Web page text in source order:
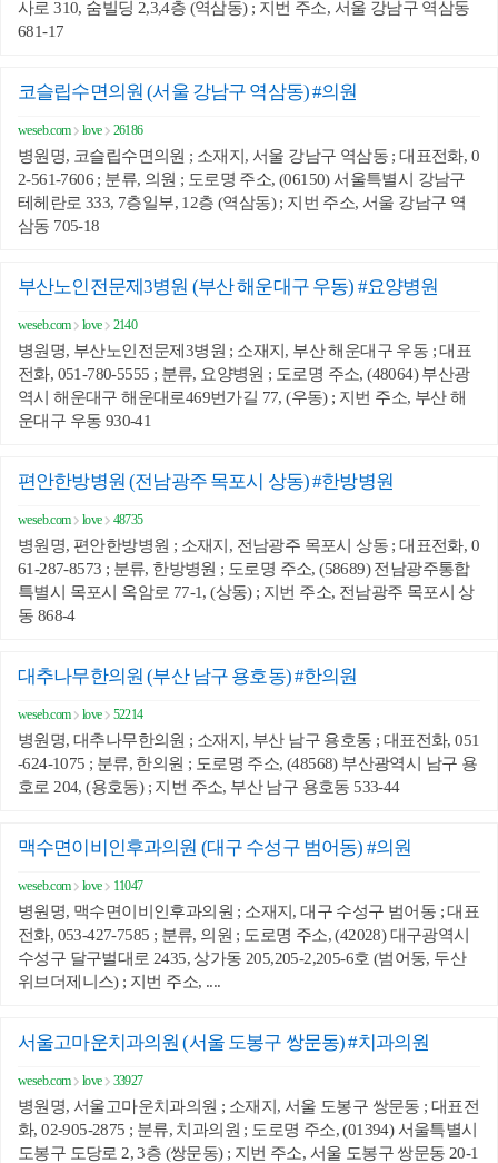
사로 310, 숨빌딩 2,3,4층 (역삼동) ; 지번 주소, 서울 강남구 역삼동
681-17
코슬립수면의원 (서울 강남구 역삼동) #의원
weseb.com love 26186
병원명, 코슬립수면의원 ; 소재지, 서울 강남구 역삼동 ; 대표전화, 0
2-561-7606 ; 분류, 의원 ; 도로명 주소, (06150) 서울특별시 강남구
테헤란로 333, 7층일부, 12층 (역삼동) ; 지번 주소, 서울 강남구 역
삼동 705-18
부산노인전문제3병원 (부산 해운대구 우동) #요양병원
weseb.com love 2140
병원명, 부산노인전문제3병원 ; 소재지, 부산 해운대구 우동 ; 대표
전화, 051-780-5555 ; 분류, 요양병원 ; 도로명 주소, (48064) 부산광
역시 해운대구 해운대로469번가길 77, (우동) ; 지번 주소, 부산 해
운대구 우동 930-41
편안한방병원 (전남광주 목포시 상동) #한방병원
weseb.com love 48735
병원명, 편안한방병원 ; 소재지, 전남광주 목포시 상동 ; 대표전화, 0
61-287-8573 ; 분류, 한방병원 ; 도로명 주소, (58689) 전남광주통합
특별시 목포시 옥암로 77-1, (상동) ; 지번 주소, 전남광주 목포시 상
동 868-4
대추나무한의원 (부산 남구 용호동) #한의원
weseb.com love 52214
병원명, 대추나무한의원 ; 소재지, 부산 남구 용호동 ; 대표전화, 051
-624-1075 ; 분류, 한의원 ; 도로명 주소, (48568) 부산광역시 남구 용
호로 204, (용호동) ; 지번 주소, 부산 남구 용호동 533-44
맥수면이비인후과의원 (대구 수성구 범어동) #의원
weseb.com love 11047
병원명, 맥수면이비인후과의원 ; 소재지, 대구 수성구 범어동 ; 대표
전화, 053-427-7585 ; 분류, 의원 ; 도로명 주소, (42028) 대구광역시
수성구 달구벌대로 2435, 상가동 205,205-2,205-6호 (범어동, 두산
위브더제니스) ; 지번 주소, ....
서울고마운치과의원 (서울 도봉구 쌍문동) #치과의원
weseb.com love 33927
병원명, 서울고마운치과의원 ; 소재지, 서울 도봉구 쌍문동 ; 대표전
화, 02-905-2875 ; 분류, 치과의원 ; 도로명 주소, (01394) 서울특별시
도봉구 도당로 2, 3층 (쌍문동) ; 지번 주소, 서울 도봉구 쌍문동 20-1